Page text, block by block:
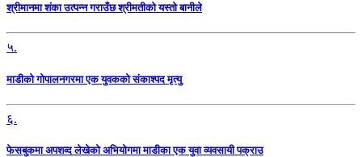
श्रीमानमा शंका उत्पन्न गराउँछ श्रीमतीको यस्तो बानीले
५.
माडीको गोपालनगरमा एक युवकको संकाश्पद मृत्यु
६.
फेसबुकमा अपशव्द लेखेको अभियोगमा माडीका एक युवा व्यवसायी पक्राउ